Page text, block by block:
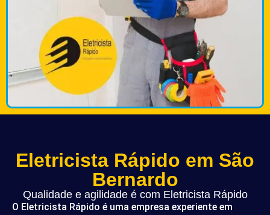
Eletricista Rápido em São
Bernardo
Qualidade e agilidade é com Eletricista Rápido
O Eletricista Rápido é uma empresa experiente em